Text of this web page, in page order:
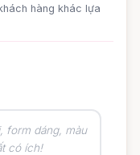
hàng khác lựa